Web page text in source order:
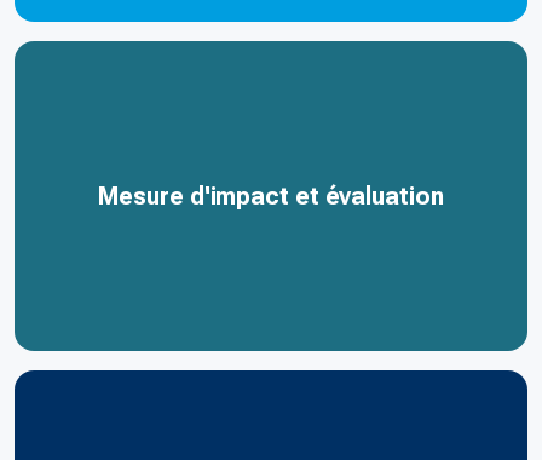
Mesure d'impact et évaluation